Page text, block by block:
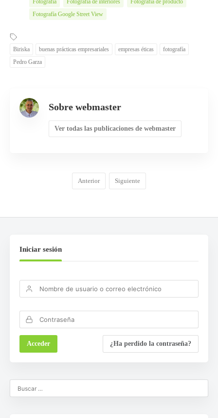
Fotografía Fotografía de interiores
Fotografía de producto
Fotografía Google Street View
Biriska buenas prácticas empresariales empresas éticas
fotografía
Pedro Garza
Sobre webmaster
Ver todas las publicaciones de webmaster
Anterior Siguiente
Iniciar sesión
¿Ha perdido la contraseña?